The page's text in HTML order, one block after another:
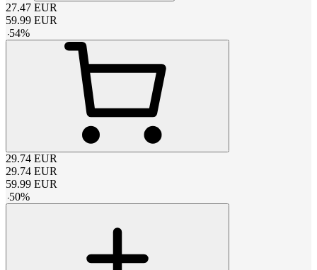
27.47 EUR
59.99 EUR
-54%
29.74 EUR
29.74 EUR
59.99 EUR
-50%